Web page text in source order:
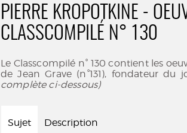
PIERRE KROPOTKINE -
CLASSCOMPILÉ N° 130
Le Classcompilé n° 130 contient les
de Jean Grave (n°131), fondateur du
complète ci-dessous)
Sujet Description